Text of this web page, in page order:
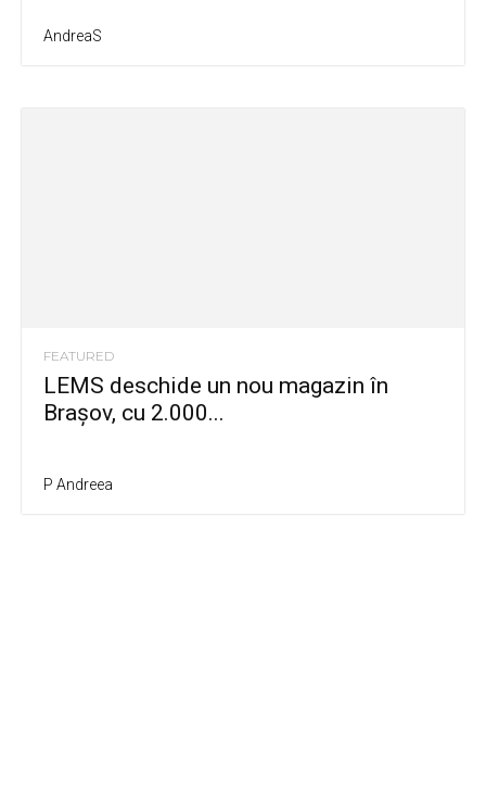
AndreaS
FEATURED
LEMS deschide un nou magazin în
Brașov, cu 2.000...
P Andreea